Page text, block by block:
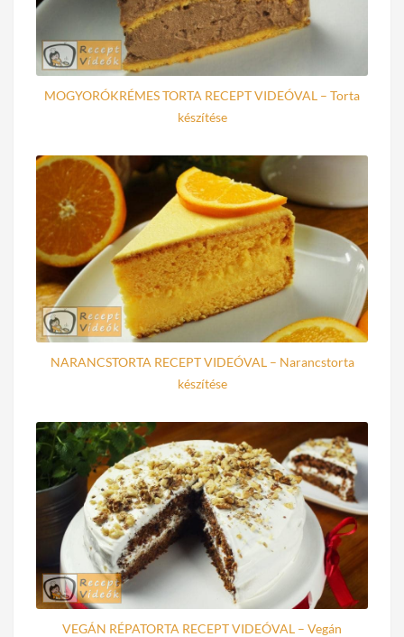
MOGYORÓKRÉMES TORTA RECEPT VIDEÓVAL – Torta
készítése
NARANCSTORTA RECEPT VIDEÓVAL – Narancstorta
készítése
VEGÁN RÉPATORTA RECEPT VIDEÓVAL – Vegán